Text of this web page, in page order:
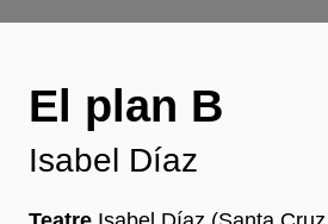
El plan B
Isabel Díaz